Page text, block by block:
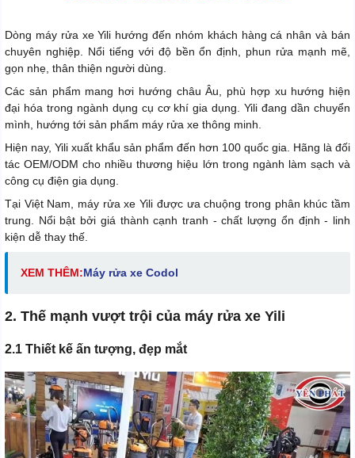
Dòng máy rửa xe Yili hướng đến nhóm khách hàng cá nhân và bán
chuyên nghiệp. Nổi tiếng với độ bền ổn định, phun rửa mạnh mẽ,
gọn nhẹ, thân thiện người dùng.
Các sản phẩm mang hơi hướng châu Âu, phù hợp xu hướng hiện
đại hóa trong ngành dụng cụ cơ khí gia dụng. Yili đang dần chuyển
mình, hướng tới sản phẩm máy rửa xe thông minh.
Hiện nay, Yili xuất khẩu sản phẩm đến hơn 100 quốc gia. Hãng là đối
tác OEM/ODM cho nhiều thương hiệu lớn trong ngành làm sạch và
công cụ điện gia dụng.
Tại Việt Nam, máy rửa xe Yili được ưa chuộng trong phân khúc tầm
trung. Nổi bật bởi giá thành cạnh tranh - chất lượng ổn định - linh
kiện dễ thay thế.
XEM THÊM:Máy rửa xe Codol
2. Thế mạnh vượt trội của máy rửa xe Yili
2.1 Thiết kế ấn tượng, đẹp mắt